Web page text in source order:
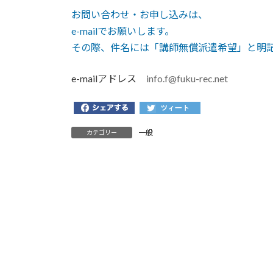
お問い合わせ・お申し込みは、
e-mailでお願いします。
その際、件名には「講師無償派遣希望」と明
e-mailアドレス info.f@fuku-rec.net
カテゴリー 一般